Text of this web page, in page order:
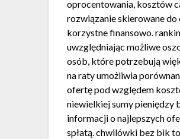
oprocentowania, kosztów
rozwiązanie skierowane
korzystne finansowo.
uwzględniając możliwe
osób, które potrzebują
na raty umożliwia
ofertę pod względem
niewielkiej sumy
informacji o najlepszych
spłatą. chwilówki bez bik